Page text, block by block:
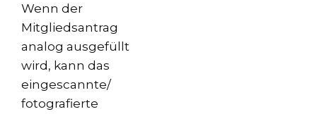
Wenn der
Mitgliedsantrag
analog ausgefüllt
wird, kann das
eingescannte/
fotografierte